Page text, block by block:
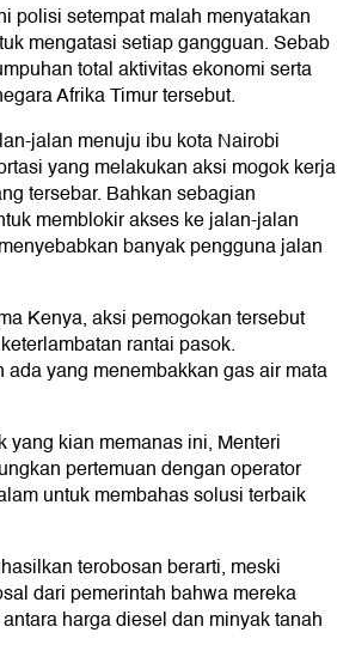
polisi setempat malah menyatakan
mengatasi setiap gangguan. Sebab
total aktivitas ekonomi serta
Afrika Timur tersebut.
jalan menuju ibu kota Nairobi
yang melakukan aksi mogok kerja
tersebar. Bahkan sebagian
memblokir akses ke jalan-jalan
banyak pengguna jalan
Kenya, aksi pemogokan tersebut
rantai pasok.
yang menembakkan gas air mata
kian memanas ini, Menteri
pertemuan dengan operator
untuk membahas solusi terbaik
terobosan berarti, meski
dari pemerintah bahwa mereka
harga diesel dan minyak tanah